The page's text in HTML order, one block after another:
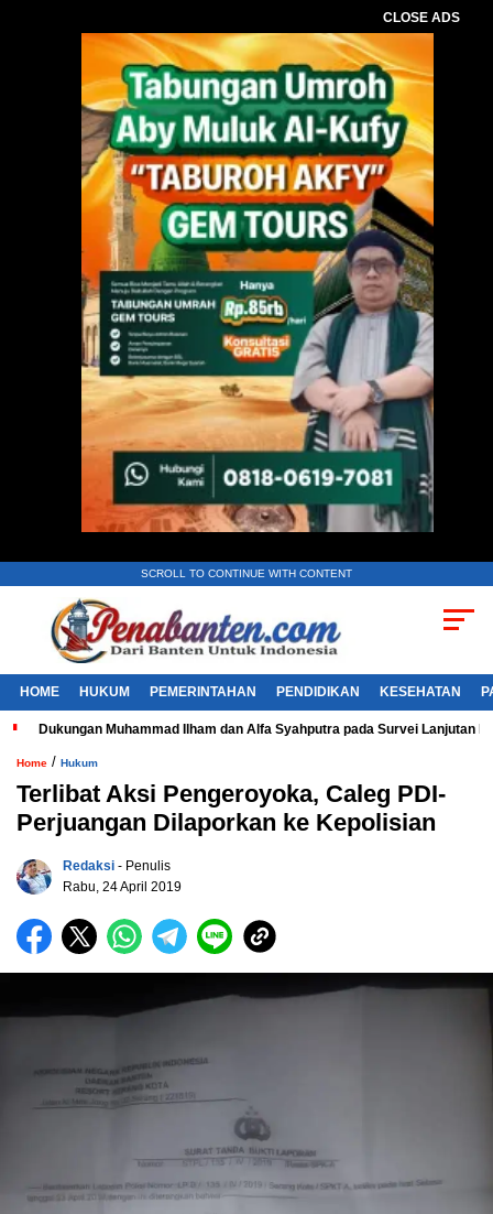
CLOSE ADS
SCROLL TO CONTINUE WITH CONTENT
HOME HUKUM PEMERINTAHAN PENDIDIKAN KESEHATAN
Dukungan Muhammad Ilham dan Alfa Syahputra pada Survei Lanjutan
Home / Hukum
Terlibat Aksi Pengeroyoka, Caleg PDI-
Perjuangan Dilaporkan ke Kepolisian
Redaksi - Penulis
Rabu, 24 April 2019